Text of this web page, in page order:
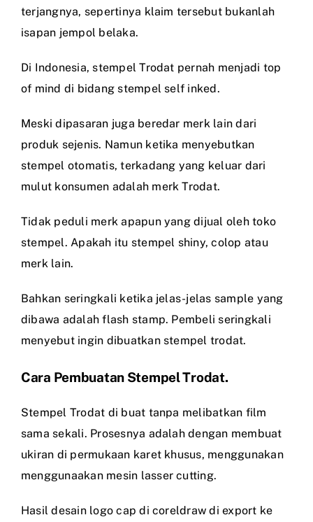
terjangnya, sepertinya klaim tersebut bukanlah
isapan jempol belaka.
Di Indonesia, stempel Trodat pernah menjadi top
of mind di bidang stempel self inked.
Meski dipasaran juga beredar merk lain dari
produk sejenis. Namun ketika menyebutkan
stempel otomatis, terkadang yang keluar dari
mulut konsumen adalah merk Trodat.
Tidak peduli merk apapun yang dijual oleh toko
stempel. Apakah itu stempel shiny, colop atau
merk lain.
Bahkan seringkali ketika jelas-jelas sample yang
dibawa adalah flash stamp. Pembeli seringkali
menyebut ingin dibuatkan stempel trodat.
Cara Pembuatan Stempel Trodat.
Stempel Trodat di buat tanpa melibatkan film
sama sekali. Prosesnya adalah dengan membuat
ukiran di permukaan karet khusus, menggunakan
menggunaakan mesin lasser cutting.
Hasil desain logo cap di coreldraw di export ke